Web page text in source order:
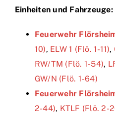
Einheiten und Fahrzeuge:
Feuerwehr
10), ELW 1 (Flö. 1-11),
RW/TM (Flö. 1-54),
GW/N (Flö. 1-64)
Feuerwehr
2-44), KTLF (Flö. 2-